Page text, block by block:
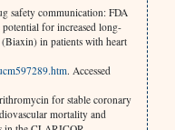
safety communication: FDA
for increased long-
in patients with heart
. Accessed
for stable coronary
mortality and